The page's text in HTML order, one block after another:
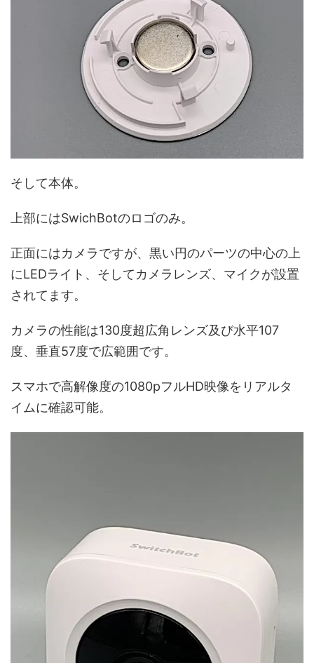
そして本体。
上部にはSwichBotのロゴのみ。
正面にはカメラですが、黒い円のパーツの中心の上
にLEDライト、そしてカメラレンズ、マイクが設置
されてます。
カメラの性能は130度超広角レンズ及び水平107
度、垂直57度で広範囲です。
スマホで高解像度の1080pフルHD映像をリアルタ
イムに確認可能。